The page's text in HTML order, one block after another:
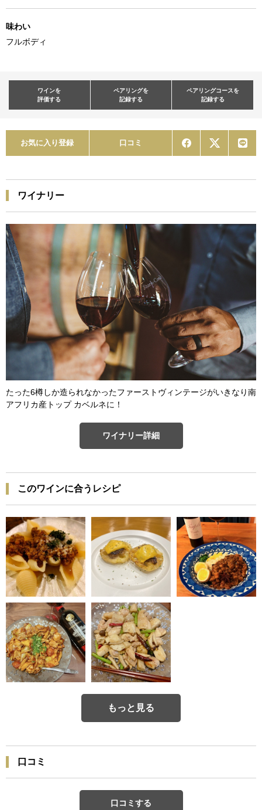
味わい
フルボディ
ワインを
評価する
ペアリングを
記録する
ペアリングコースを
記録する
お気に入り登録 口コミ
ワイナリー
たった6樽しか造られなかったファーストヴィンテージがいきなり南
アフリカ産トップ カベルネに！
ワイナリー詳細
このワインに合うレシピ
もっと見る
口コミ
口コミする